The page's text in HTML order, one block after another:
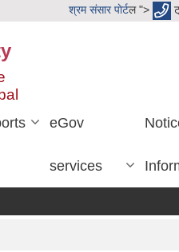
श्रम संसार पाेर्टल ">
eGov
services